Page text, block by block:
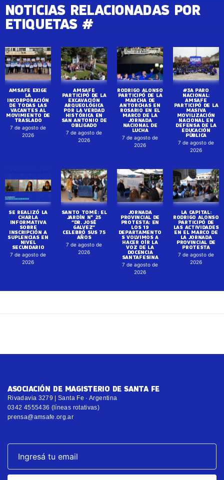
NOTICIAS RELACIONADAS POR
ETIQUETAS #
AMSAFE EXIGE
LA
INCORPORACIÓN
DE TODAS LAS
VACANTES AL
MOVIMIENTO DE
TRASLADO
7 de agosto de
2026
AMSAFE
PARTICIPÓ DE LA
EXCAVACIÓN
ARQUEOLÓGICA
POR LA VERDAD
HISTÓRICA EN
SAN ANTONIO DE
OBLIGADO
7 de agosto de
2026
RODRIGO ALONSO
PARTICIPÓ DE LA
MARCHA DE
ANTORCHAS EN
ROSARIO EN EL
MARCO DE LA
JORNADA
NACIONAL DE
LUCHA
7 de agosto de
2026
#3A PARO
NACIONAL:
AMSAFE
PARTICIPÓ DE LA
MASIVA
MOVILIZACIÓN
NACIONAL EN
DEFENSA DE LA
EDUCACIÓN
PÚBLICA
7 de agosto de
2026
SE REALIZÓ LA
CHARLA
INFORMATIVA
SOBRE
INSCRIPCIÓN A
SUPLENCIAS EN
NIVEL
SECUNDARIO
7 de agosto de
2026
SANTO TOMÉ: EL
JARDÍN N° 25
“DR. JOSÉ
GALVEZ”
CELEBRÓ SUS 75
AÑOS
7 de agosto de
2026
JORNADA
PROVINCIAL DE
PROTESTA: EN
LOS 19
DEPARTAMENTO
S VOLVIMOS A
HACER OÍR LA
VOZ DE LA
DOCENCIA
SANTAFESINA
7 de agosto de
2026
LA CAPITAL:
RODRIGO ALONSO
PARTICIPÓ DE
LAS ACTIVIDADES
EN EL MARCO DE
LA JORNADA
PROVINCIAL DE
PROTESTA
7 de agosto de
2026
ASOCIACIÓN DE MAGISTERIO DE SANTA FE
Rivadavia 3279 | Santa Fe · Argentina
0342 4555436 (líneas rotativas)
prensa@amsafe.org.ar